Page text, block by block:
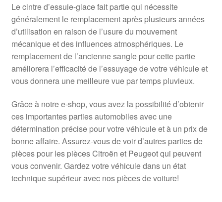
Le cintre d’essuie-glace fait partie qui nécessite
généralement le remplacement après plusieurs années
d’utilisation en raison de l’usure du mouvement
mécanique et des influences atmosphériques. Le
remplacement de l’ancienne sangle pour cette partie
améliorera l’efficacité de l’essuyage de votre véhicule et
vous donnera une meilleure vue par temps pluvieux.
Grâce à notre e-shop, vous avez la possibilité d’obtenir
ces importantes parties automobiles avec une
détermination précise pour votre véhicule et à un prix de
bonne affaire. Assurez-vous de voir d’autres parties de
pièces pour les pièces Citroën et Peugeot qui peuvent
vous convenir. Gardez votre véhicule dans un état
technique supérieur avec nos pièces de voiture!